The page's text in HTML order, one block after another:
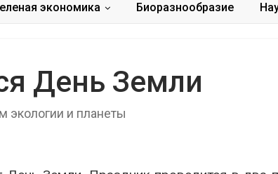
экономика Биоразнообразие
День Земли
экологии и планеты
Банановые стебли в